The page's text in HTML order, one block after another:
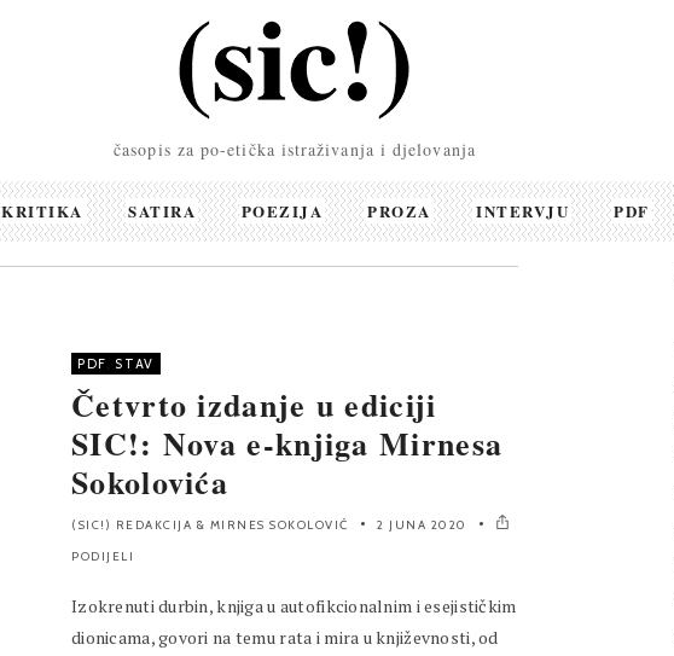
časopis za po-etička istraživanja i djelovanja
KRITIKA SATIRA POEZIJA PROZA INTERVJU PDF
PDF, STAV
Četvrto izdanje u ediciji
SIC!: Nova e-knjiga Mirnesa
Sokolovića
(SIC!) REDAKCIJA & MIRNES SOKOLOVIĆ
2 JUNA 2020
PODIJELI
Izokrenuti durbin, knjiga u autofikcionalnim i esejističkim
dionicama, govori na temu rata i mira u književnosti, od